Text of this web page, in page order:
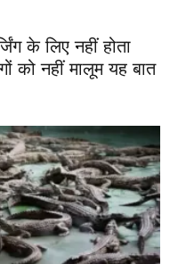
के लिए नहीं होता
को नहीं मालूम यह बात